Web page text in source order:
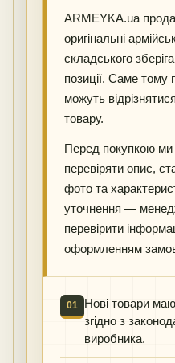
ARMEYKA.ua
оригінальні
складського
позиції. Саме тому
можуть
товару.
Перед покупкою
перевіряти опис,
фото та
уточнення —
перевірити
оформленням
01
Нові товари
згідно з
виробника.